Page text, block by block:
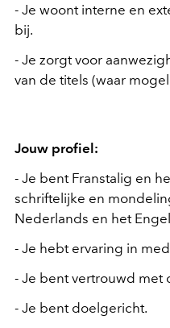
- Je woont interne en
bij.
- Je zorgt voor
van de titels (waar
Jouw profiel:
- Je bent Franstalig en
schriftelijke en
Nederlands en het
- Je hebt ervaring in
- Je bent vertrouwd met
- Je bent doelgericht.